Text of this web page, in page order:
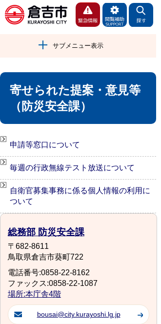
サブメニュー表示
寄せられた提案・意見等
（防災安全課）
申請等窓口について
毎週の行政無線テスト放送について
自衛官募集事務に係る個人情報の利用に
ついて
総務部 防災安全課
〒682-8611
鳥取県倉吉市葵町722
電話番号:0858-22-8162
ファックス:0858-22-1087
場所:本庁舎4階
bousai@city.kurayoshi.lg.jp